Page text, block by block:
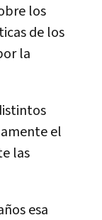
los
de los
la
el
las
esa